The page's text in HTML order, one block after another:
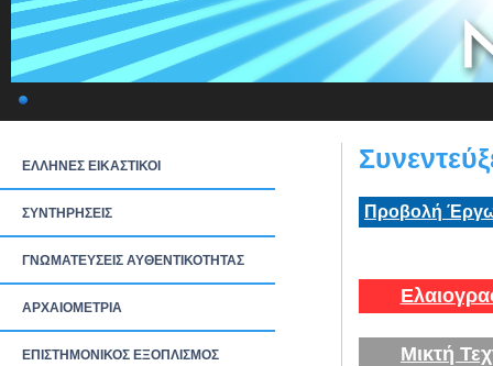
ΕΛΛΗΝΕΣ ΕΙΚΑΣΤΙΚΟΙ
ΣΥΝΤΗΡΗΣΕΙΣ
ΓΝΩΜΑΤΕΥΣΕΙΣ ΑΥΘΕΝΤΙΚΟΤΗΤΑΣ
ΑΡΧΑΙΟΜΕΤΡΙΑ
ΕΠΙΣΤΗΜΟΝΙΚΟΣ ΕΞΟΠΛΙΣΜΟΣ
Προβολή
Μικτή